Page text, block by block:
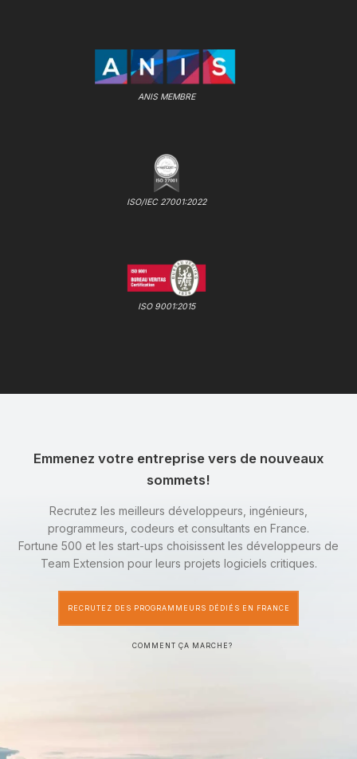
ANIS MEMBRE
ISO/IEC 27001:2022
ISO 9001:2015
Emmenez votre entreprise vers de nouveaux
sommets!
Recrutez les meilleurs développeurs, ingénieurs,
programmeurs, codeurs et consultants en France.
Fortune 500 et les start-ups choisissent les développeurs de
Team Extension pour leurs projets logiciels critiques.
RECRUTEZ DES PROGRAMMEURS DÉDIÉS EN FRANCE
COMMENT ÇA MARCHE?